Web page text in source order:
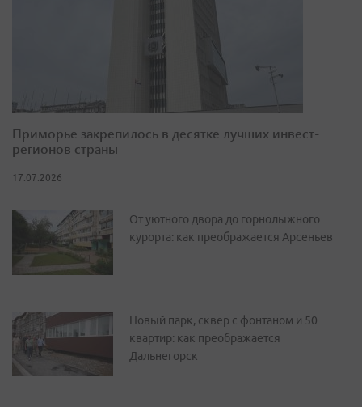
Приморье закрепилось в десятке лучших инвест-
регионов страны
17.07.2026
От уютного двора до горнолыжного
курорта: как преображается Арсеньев
Новый парк, сквер с фонтаном и 50
квартир: как преображается
Дальнегорск